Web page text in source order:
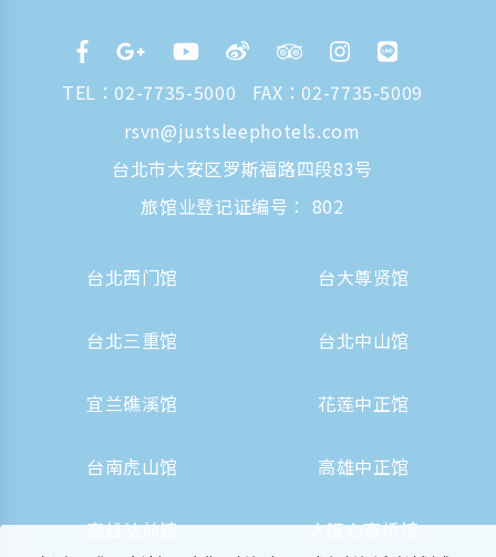
TEL： 02-7735-5000
FAX：02-7735-5009
rsvn@justsleephotels.com
台北市大安区罗斯福路四段83号
旅馆业登记证编号： 802
台北西门馆 台大尊贤馆
台北三重馆 台北中山馆
宜兰礁溪馆 花莲中正馆
台南虎山馆 高雄中正馆
高雄站前馆 大阪心斋桥馆